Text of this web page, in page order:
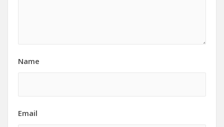
Name
Email